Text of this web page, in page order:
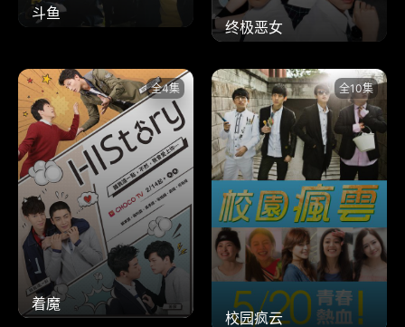
斗鱼
终极恶女
全4集
着魔
全10集
校园疯云